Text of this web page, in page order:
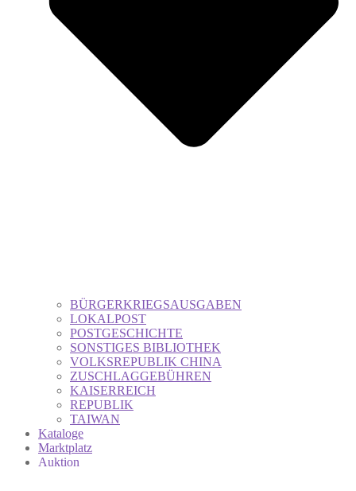
BÜRGERKRIEGSAUSGABEN
LOKALPOST
POSTGESCHICHTE
SONSTIGES BIBLIOTHEK
VOLKSREPUBLIK CHINA
ZUSCHLAGGEBÜHREN
KAISERREICH
REPUBLIK
TAIWAN
Kataloge
Marktplatz
Auktion